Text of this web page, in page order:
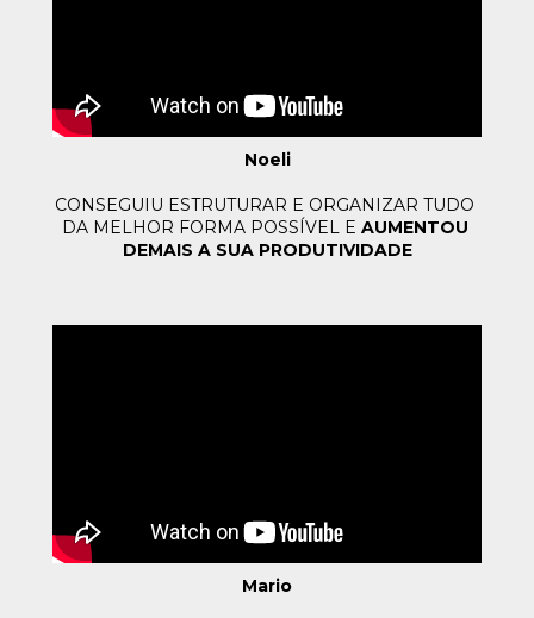
Noeli
CONSEGUIU ESTRUTURAR E ORGANIZAR TUDO
DA MELHOR FORMA POSSÍVEL E AUMENTOU
DEMAIS A SUA PRODUTIVIDADE
Mario